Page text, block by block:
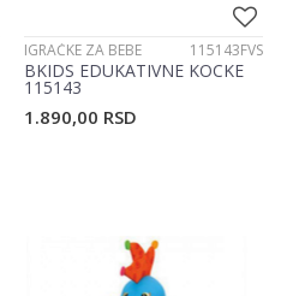
IGRAČKE ZA BEBE 115143FVS
BKIDS EDUKATIVNE KOCKE
115143
1.890,00 RSD